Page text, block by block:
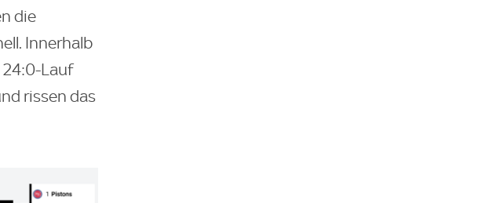
die
Innerhalb
Lauf
rissen das